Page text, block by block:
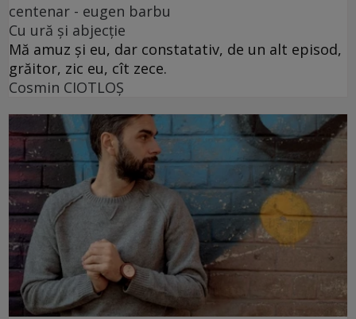
centenar - eugen barbu
Cu ură și abjecție
Mă amuz și eu, dar constatativ, de un alt episod,
grăitor, zic eu, cît zece.
Cosmin CIOTLOŞ